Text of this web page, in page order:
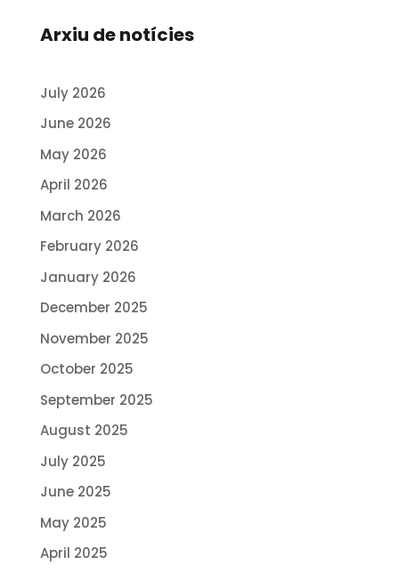
Arxiu de notícies
July 2026
June 2026
May 2026
April 2026
March 2026
February 2026
January 2026
December 2025
November 2025
October 2025
September 2025
August 2025
July 2025
June 2025
May 2025
April 2025